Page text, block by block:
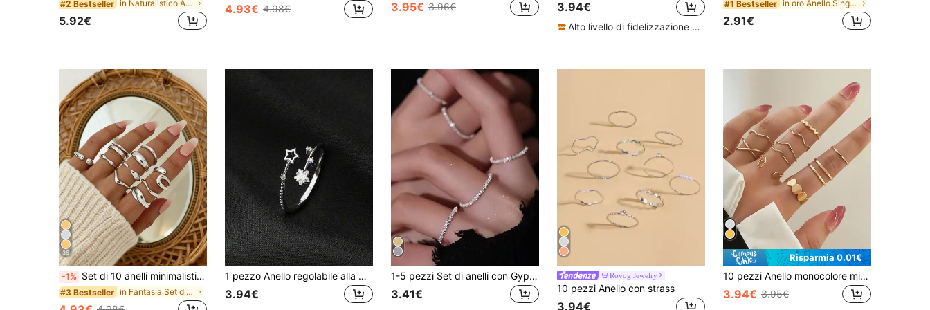
#2 Bestseller in Naturalistico Anelli da donna
5.92€
4.93€ 4.98€ 3.95€ 3.96€ 3.94€
Alto livello di fidelizzazione dei clienti
#1 Bestseller in oro Anello Singolo Donna
2.91€
36
-1% Set di 10 anelli minimalisti asimmetrici alla moda con geodi, anelli in multi-metallo con finitura liscia per donne
#3 Bestseller in Fantasia Set di anelli da donna
1 pezzo Anello regolabile alla moda e fresco a forma di stella, adatto per uso quotidiano, feste e vacanze delle donne
3.94€
1-5 pezzi Set di anelli con Gypsophila brillante, anelli scintillanti chiusi con super catena glitterata per donne
3.41€
Rovog Jewelry
10 pezzi Anello con strass
3.94€
Risparmia 0.01€
10 pezzi Anello monocolore minimalista
3.94€ 3.95€